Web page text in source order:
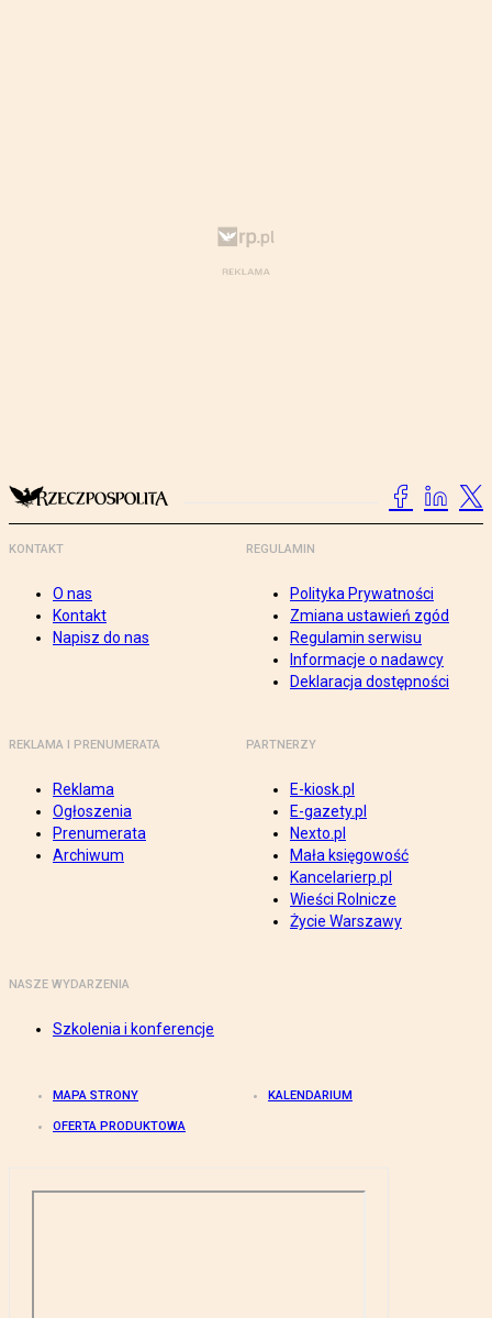
KONTAKT
O nas
Kontakt
Napisz do nas
REGULAMIN
Polityka Prywatności
Zmiana ustawień zgód
Regulamin serwisu
Informacje o nadawcy
Deklaracja dostępności
REKLAMA I PRENUMERATA
Reklama
Ogłoszenia
Prenumerata
Archiwum
PARTNERZY
E-kiosk.pl
E-gazety.pl
Nexto.pl
Mała księgowość
Kancelarierp.pl
Wieści Rolnicze
Życie Warszawy
NASZE WYDARZENIA
Szkolenia i konferencje
MAPA STRONY KALENDARIUM
OFERTA PRODUKTOWA